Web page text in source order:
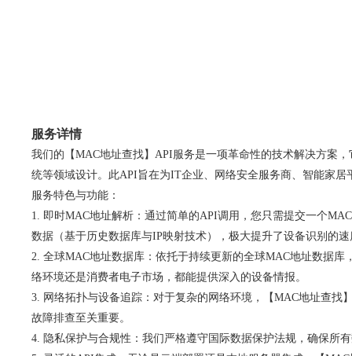
服务详情
我们的【MAC地址查找】API服务是一项革命性的技术解决方案
统等领域设计。此API旨在为IT企业、网络安全服务商、智能家
服务特色与功能：
1. 即时MAC地址解析：通过简单的API调用，您只需提交一个
数据（基于历史数据库与IP映射技术），极大提升了设备识别的
2. 全球MAC地址数据库：依托于持续更新的全球MAC地址数据
络环境还是消费者电子市场，都能提供深入的设备情报。
3. 网络拓扑与设备追踪：对于复杂的网络环境，【MAC地址查
故障排查至关重要。
4. 隐私保护与合规性：我们严格遵守国际数据保护法规，确保所